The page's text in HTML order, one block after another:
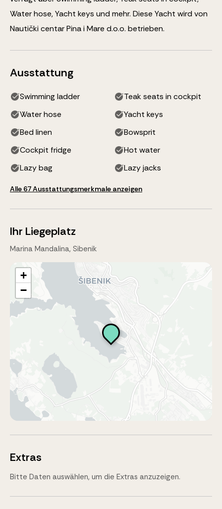
Water hose, Yacht keys und mehr. Diese Yacht wird von
Nautički centar Pina i Mare d.o.o. betrieben.
Ausstattung
Swimming ladder
Teak seats in cockpit
Water hose
Yacht keys
Bed linen
Bowsprit
Cockpit fridge
Hot water
Lazy bag
Lazy jacks
Alle 67 Ausstattungsmerkmale anzeigen
Ihr Liegeplatz
Marina Mandalina, Sibenik
+
−
Extras
Bitte Daten auswählen, um die Extras anzuzeigen.